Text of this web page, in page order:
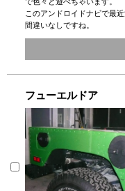
このアンドロイドナビで最
間違いなしですね。
フューエルドア